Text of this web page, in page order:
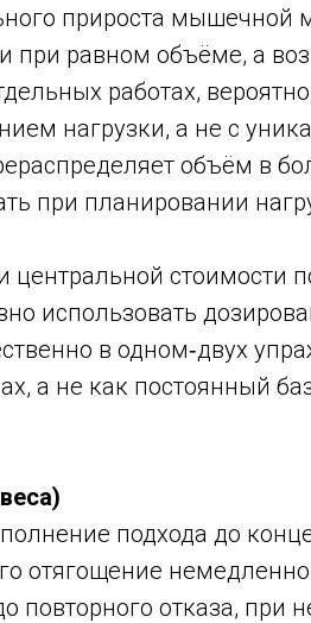
прироста мышечной
при равном объёме, а
работах,
нагрузки, а не с
объём в
при планировании
центральной стоимости
использовать
в одном‑двух
а не как постоянный
подхода до
отягощение
повторного отказа, при